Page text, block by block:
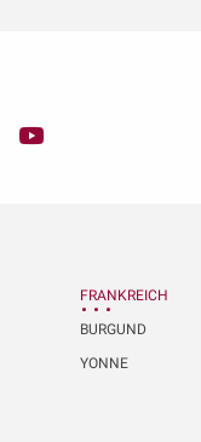
FRANKREICH
BURGUND
YONNE